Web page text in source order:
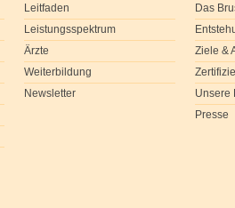
Leitfaden
Leistungsspektrum
Ärzte
Weiterbildung
Newsletter
Das
Ziele &
Unsere
Presse